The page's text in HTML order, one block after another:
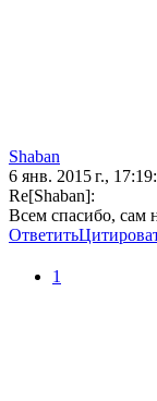
Shaban
6 янв. 2015 г.,
Re[Shaban]:
Всем спасибо, сам
Ответить
1